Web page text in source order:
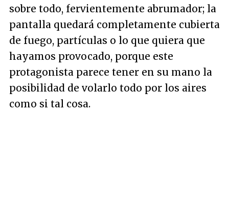
sobre todo, fervientemente abrumador; la
pantalla quedará completamente cubierta
de fuego, partículas o lo que quiera que
hayamos provocado, porque este
protagonista parece tener en su mano la
posibilidad de volarlo todo por los aires
como si tal cosa.